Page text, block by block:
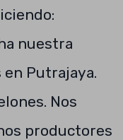
nuestra
Putrajaya.
Nos
productores